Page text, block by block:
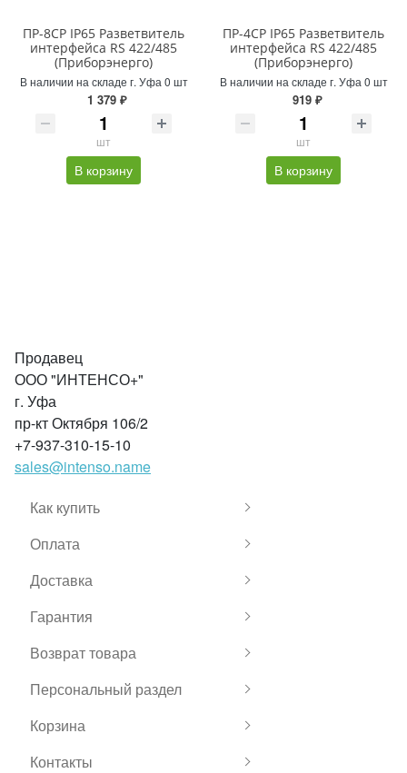
ПР-8CP IP65 Разветвитель
интерфейса RS 422/485
(Приборэнерго)
В наличии на складе г. Уфа 0 шт
1 379 ₽
шт
В корзину
ПР-4CP IP65 Разветвитель
интерфейса RS 422/485
(Приборэнерго)
В наличии на складе г. Уфа 0 шт
919 ₽
шт
В корзину
Продавец
ООО "ИНТЕНСО+"
г. Уфа
пр-кт Октября 106/2
+7-937-310-15-10
sales@intenso.name
Как купить
Оплата
Доставка
Гарантия
Возврат товара
Персональный раздел
Корзина
Контакты